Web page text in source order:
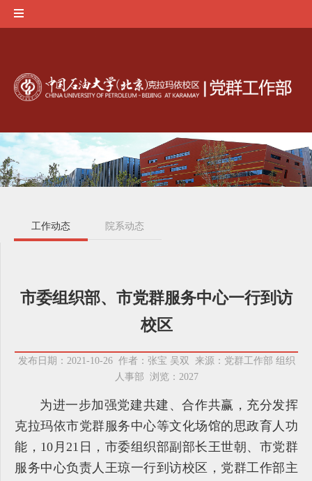
工作动态 院系动态
市委组织部、市党群服务中心一行到访
校区
发布日期：2021-10-26 作者：张宝 吴双 来源：党群工作部 组织
人事部 浏览： 2027
为进一步加强党建共建、合作共赢，充分发挥
克拉玛依市党群服务中心等文化场馆的思政育人功
能，10月21日，市委组织部副部长王世朝、市党群
服务中心负责人王琼一行到访校区，党群工作部主